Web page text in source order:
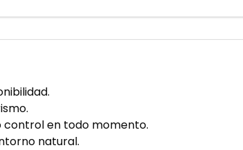
control en todo momento.
natural.